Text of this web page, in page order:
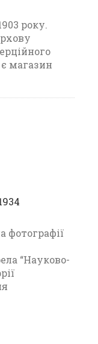
року.
магазин
фотографії
“Науково-